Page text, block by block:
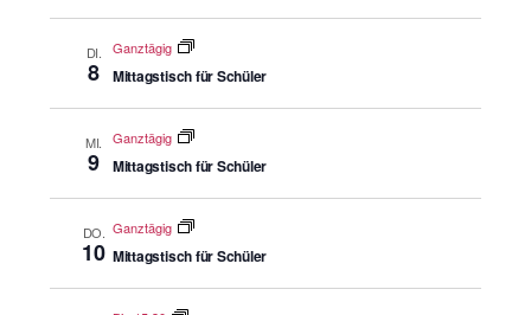
DI.
8
Ganztägig
Mittagstisch für Schüler
MI.
9
Ganztägig
Mittagstisch für Schüler
DO.
10
Ganztägig
Mittagstisch für Schüler